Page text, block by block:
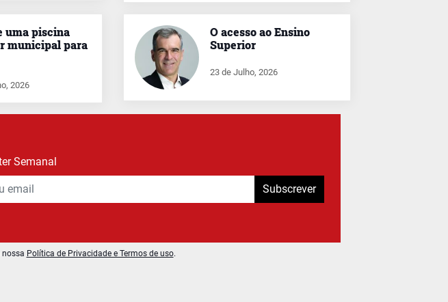
uma piscina
municipal para
2026
O acesso ao Ensino
Superior
23 de Julho, 2026
Semanal
Subscrever
nossa Política de Privacidade e Termos de uso.